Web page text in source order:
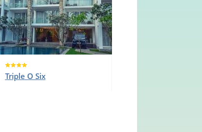
Triple O Six